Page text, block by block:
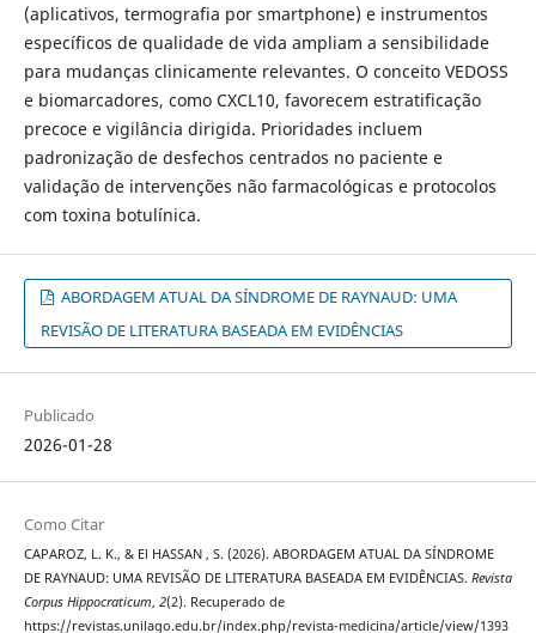
(aplicativos, termografia por smartphone) e instrumentos
específicos de qualidade de vida ampliam a sensibilidade
para mudanças clinicamente relevantes. O conceito VEDOSS
e biomarcadores, como CXCL10, favorecem estratificação
precoce e vigilância dirigida. Prioridades incluem
padronização de desfechos centrados no paciente e
validação de intervenções não farmacológicas e protocolos
com toxina botulínica.
ABORDAGEM ATUAL DA SÍNDROME DE RAYNAUD: UMA
REVISÃO DE LITERATURA BASEADA EM EVIDÊNCIAS
Publicado
2026-01-28
Como Citar
CAPAROZ, L. K., & El HASSAN , S. (2026). ABORDAGEM ATUAL DA SÍNDROME
DE RAYNAUD: UMA REVISÃO DE LITERATURA BASEADA EM EVIDÊNCIAS. Revista
Corpus Hippocraticum, 2(2). Recuperado de
https://revistas.unilago.edu.br/index.php/revista-medicina/article/view/1393